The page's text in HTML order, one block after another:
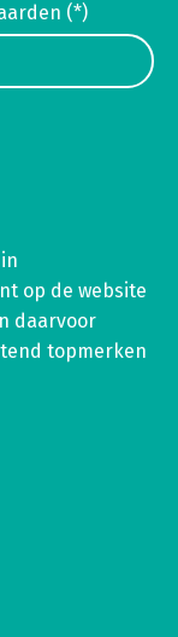
(*)
op de website
daarvoor
topmerken